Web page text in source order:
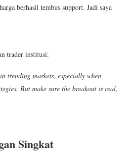
berhasil tembus support. Jadi saya
trader institusi:
trending markets, especially when
But make sure the breakout is real,
Singkat